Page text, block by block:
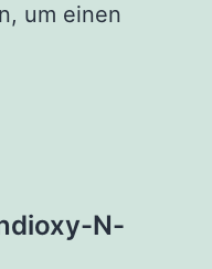
um einen
N-